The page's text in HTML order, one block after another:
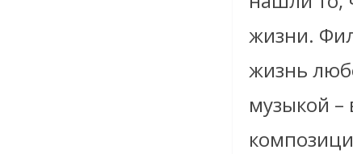
жизни.
жизнь
музыкой –